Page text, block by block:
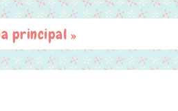
principal »